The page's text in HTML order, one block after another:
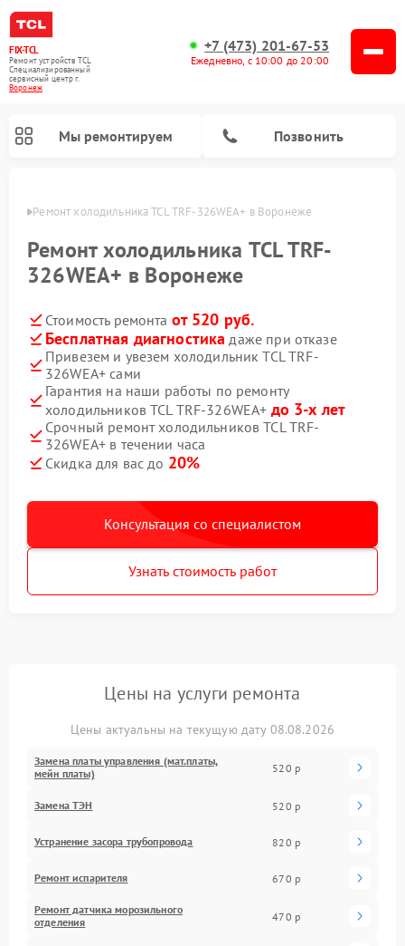
FIX-TCL
Ремонт устройств TCL
Специализированный
cервисный центр г.
Воронеж
+7 (473) 201-67-53
Ежедневно, с 10:00 до 20:00
Мы ремонтируем Позвонить
Ремонт холодильника TCL TRF-326WEA+ в Воронеже
Ремонт холодильника TCL TRF-
326WEA+ в Воронеже
Стоимость ремонта от 520 руб.
Бесплатная диагностика даже при отказе
Привезем и увезем холодильник TCL TRF-
326WEA+ сами
Гарантия на наши работы по ремонту
холодильников TCL TRF-326WEA+ до 3-х лет
Срочный ремонт холодильников TCL TRF-
326WEA+ в течении часа
Скидка для вас до 20%
Консультация со специалистом
Узнать стоимость работ
Цены на услуги ремонта
Цены актуальны на текущую дату 08.08.2026
Замена платы управления (мат.платы,
мейн платы)
520 р
Замена ТЭН 520 р
Устранение засора трубопровода 820 р
Ремонт испарителя 670 р
Ремонт датчика морозильного
отделения
470 р